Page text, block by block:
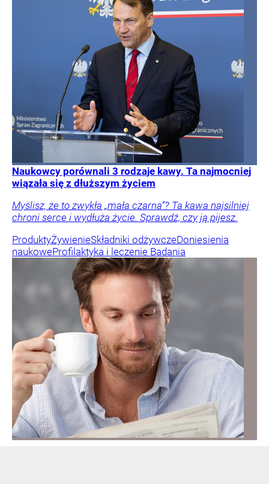
Naukowcy porównali 3 rodzaje kawy. Ta najmocniej
wiązała się z dłuższym życiem
Myślisz, że to zwykła „mała czarna”? Ta kawa najsilniej
chroni serce i wydłuża życie. Sprawdź, czy ją pijesz.
ProduktyŻywienieSkładniki odżywczeDoniesienia
naukoweProfilaktyka i leczenie Badania